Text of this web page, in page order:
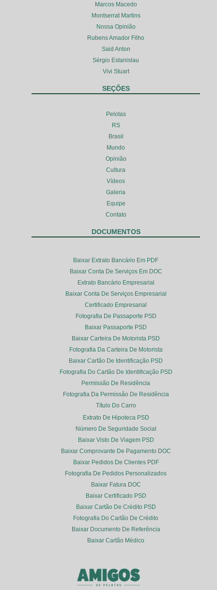
Marcos Macedo
Montserrat Martins
Nossa Opinião
Rubens Amador Filho
Said Anton
Sérgio Estanislau
Vivi Stuart
SEÇÕES
Pelotas
RS
Brasil
Mundo
Opinião
Cultura
Vídeos
Galeria
Equipe
Contato
DOCUMENTOS
Baixar Extrato Bancário Em PDF
Baixar Conta De Serviços Em DOC
Extrato Bancário Empresarial
Baixar Conta De Serviços Empresarial
Certificado Empresarial
Fotografia De Passaporte PSD
Baixar Passaporte PSD
Baixar Carteira De Motorista PSD
Fotografia Da Carteira De Motorista
Baixar Cartão De Identificação PSD
Fotografia Do Cartão De Identificação PSD
Permissão De Residência
Fotografia Da Permissão De Residência
Título Do Carro
Extrato De Hipoteca PSD
Número De Seguridade Social
Baixar Visto De Viagem PSD
Baixar Comprovante De Pagamento DOC
Baixar Pedidos De Clientes PDF
Fotografia De Pedidos Personalizados
Baixar Fatura DOC
Baixar Certificado PSD
Baixar Cartão De Crédito PSD
Fotografia Do Cartão De Crédito
Baixar Documento De Referência
Baixar Cartão Médico